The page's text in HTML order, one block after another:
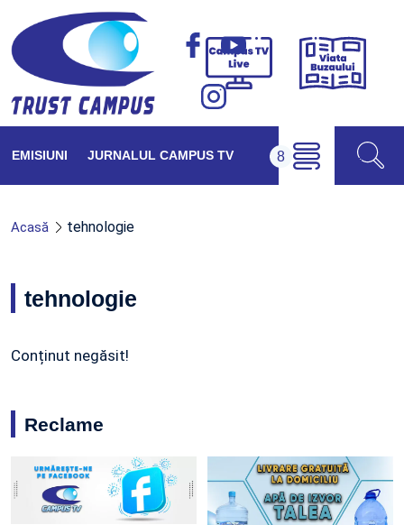
Campus
Viața
EMISIUNI JURNALUL CAMPUS TV
Acasă tehnologie
tehnologie
Conținut negăsit!
Reclame